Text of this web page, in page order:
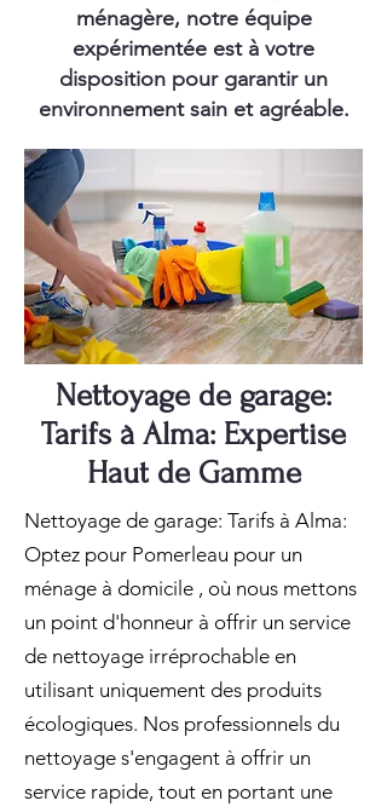
ménagère, notre équipe
expérimentée est à votre
disposition pour garantir un
environnement sain et agréable.
Nettoyage de garage:
Tarifs à Alma: Expertise
Haut de Gamme
Nettoyage de garage: Tarifs à Alma:
Optez pour Pomerleau pour un
ménage à domicile , où nous mettons
un point d'honneur à offrir un service
de nettoyage irréprochable en
utilisant uniquement des produits
écologiques. Nos professionnels du
nettoyage s'engagent à offrir un
service rapide, tout en portant une